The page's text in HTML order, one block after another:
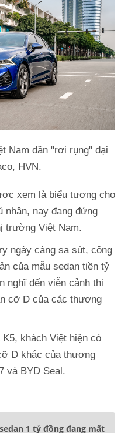
Nam dần "rơi rụng" đại
HVN.
xem là biểu tượng cho
nhân, nay đang đứng
trường Việt Nam.
ngày càng sa sút, cộng
của mẫu sedan tiền tỷ
nghĩ đến viễn cảnh thị
cỡ D của các thương
khách Việt hiện có
D khác của thương
và BYD Seal.
1 tỷ đồng đang mất